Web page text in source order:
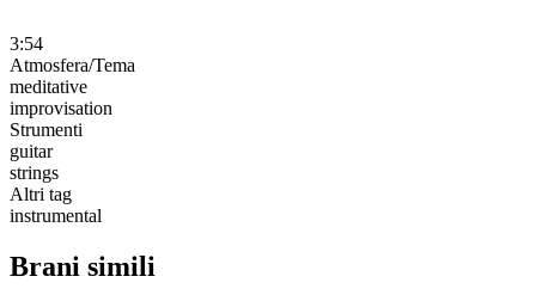
3:54
Atmosfera/Tema
meditative
improvisation
Strumenti
guitar
strings
Altri tag
instrumental
Brani simili